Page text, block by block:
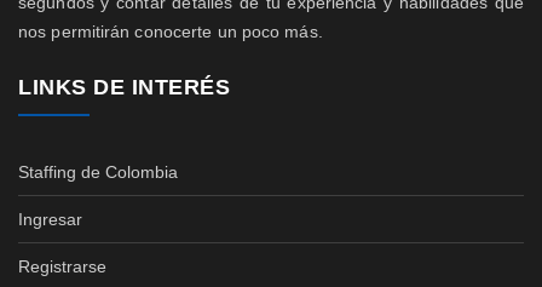
nos permitirán conocerte un poco más.
LINKS DE INTERÉS
Staffing de Colombia
Ingresar
Registrarse